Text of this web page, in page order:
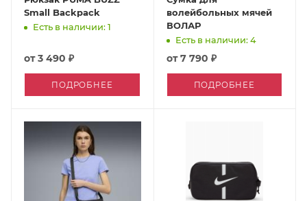
Small Backpack
Есть в наличии: 1
от3 490 ₽
ПОДРОБНЕЕ
волейбольных мячей
ВОЛАР
Есть в наличии: 4
от7 790 ₽
ПОДРОБНЕЕ